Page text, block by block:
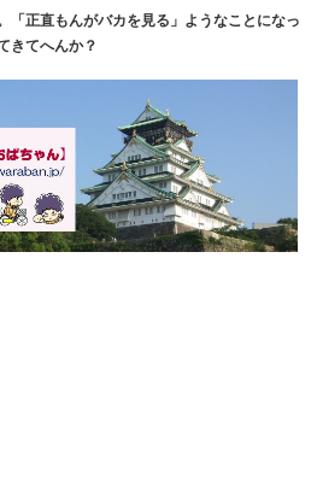
「正直もんがバカを見る」ようなことになっ
きてへんか？